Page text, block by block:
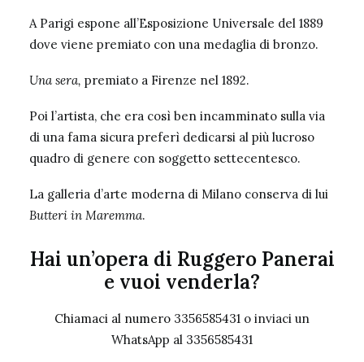
A Parigi espone all’Esposizione Universale del 1889
dove viene premiato con una medaglia di bronzo.
Una sera, premiato a Firenze nel 1892.
Poi l’artista, che era così ben incamminato sulla via
di una fama sicura preferì dedicarsi al più lucroso
quadro di genere con soggetto settecentesco.
La galleria d’arte moderna di Milano conserva di lui
Butteri in Maremma.
Hai un’opera di Ruggero Panerai
e vuoi venderla?
Chiamaci al numero 3356585431 o inviaci un
WhatsApp al 3356585431